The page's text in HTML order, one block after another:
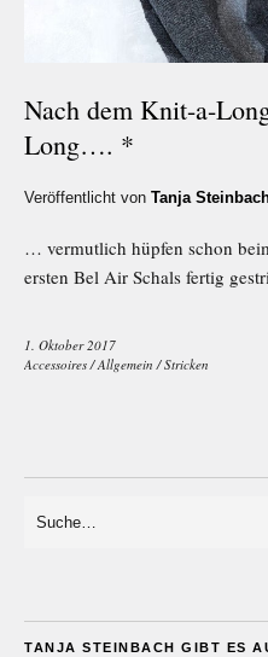
Nach dem Knit-a-
Long…. *
Veröffentlicht von Tanja
… vermutlich hüpfen schon
ersten Bel Air Schals fertig
1. Oktober 2017
Accessoires/Allgemein /Stricken
TANJA STEINBACH GIBT ES